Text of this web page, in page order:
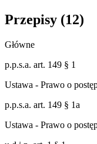
Przepisy (12)
Główne
p.p.s.a. art. 149 § 1
Ustawa - Prawo o
p.p.s.a. art. 149 § 1a
Ustawa - Prawo o